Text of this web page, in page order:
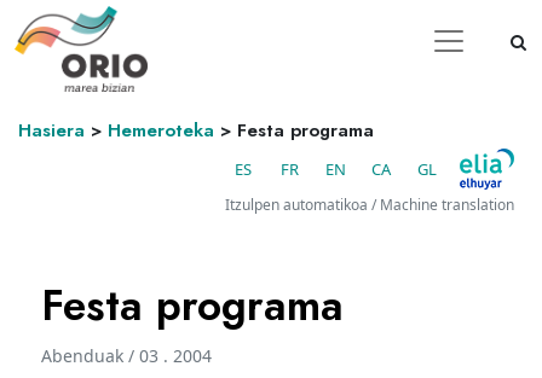
Hasiera > Hemeroteka > Festa programa
ES FR EN CA GL
Itzulpen automatikoa / Machine translation
Festa programa
Abenduak / 03 . 2004